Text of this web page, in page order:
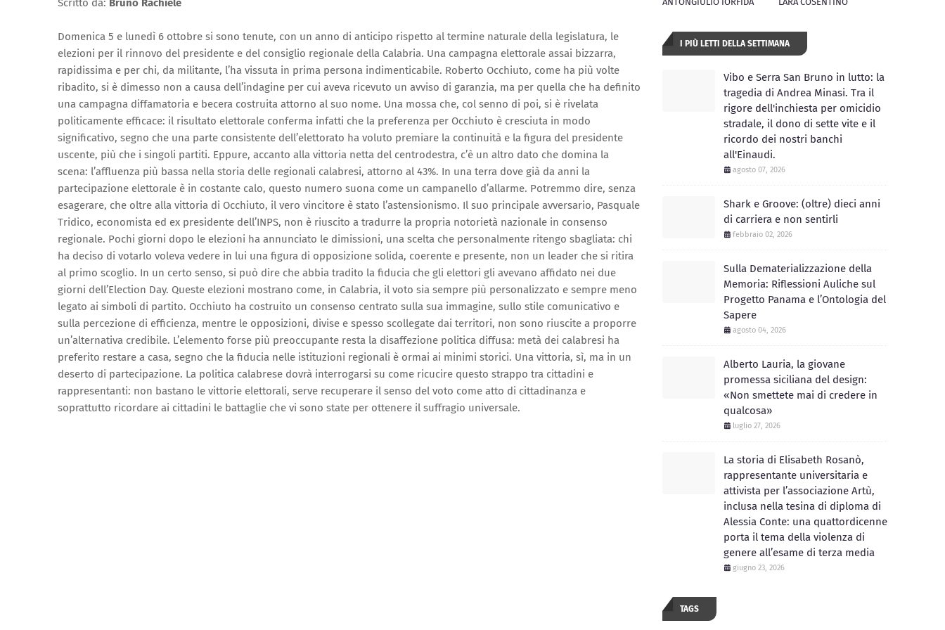
Scritto da: Bruno Rachiele
Domenica 5 e lunedì 6 ottobre si sono tenute, con un anno di anticipo rispetto al termine naturale della legislatura, le
elezioni per il rinnovo del presidente e del consiglio regionale della Calabria. Una campagna elettorale assai bizzarra,
rapidissima e per chi, da militante, l’ha vissuta in prima persona indimenticabile. Roberto Occhiuto, come ha più volte
ribadito, si è dimesso non a causa dell’indagine per cui aveva ricevuto un avviso di garanzia, ma per quella che ha definito
una campagna diffamatoria e becera costruita attorno al suo nome. Una mossa che, col senno di poi, si è rivelata
politicamente efficace: il risultato elettorale conferma infatti che la preferenza per Occhiuto è cresciuta in modo
significativo, segno che una parte consistente dell’elettorato ha voluto premiare la continuità e la figura del presidente
uscente, più che i singoli partiti. Eppure, accanto alla vittoria netta del centrodestra, c’è un altro dato che domina la
scena: l’affluenza più bassa nella storia delle regionali calabresi, attorno al 43%. In una terra dove già da anni la
partecipazione elettorale è in costante calo, questo numero suona come un campanello d’allarme. Potremmo dire, senza
esagerare, che oltre alla vittoria di Occhiuto, il vero vincitore è stato l’astensionismo. Il suo principale avversario, Pasquale
Tridico, economista ed ex presidente dell’INPS, non è riuscito a tradurre la propria notorietà nazionale in consenso
regionale. Pochi giorni dopo le elezioni ha annunciato le dimissioni, una scelta che personalmente ritengo sbagliata: chi
ha deciso di votarlo voleva vedere in lui una figura di opposizione solida, coerente e presente, non un leader che si ritira
al primo scoglio. In un certo senso, si può dire che abbia tradito la fiducia che gli elettori gli avevano affidato nei due
giorni dell’Election Day. Queste elezioni mostrano come, in Calabria, il voto sia sempre più personalizzato e sempre meno
legato ai simboli di partito. Occhiuto ha costruito un consenso centrato sulla sua immagine, sullo stile comunicativo e
sulla percezione di efficienza, mentre le opposizioni, divise e spesso scollegate dai territori, non sono riuscite a proporre
un’alternativa credibile. L’elemento forse più preoccupante resta la disaffezione politica diffusa: metà dei calabresi ha
preferito restare a casa, segno che la fiducia nelle istituzioni regionali è ormai ai minimi storici. Una vittoria, sì, ma in un
deserto di partecipazione. La politica calabrese dovrà interrogarsi su come ricucire questo strappo tra cittadini e
rappresentanti: non bastano le vittorie elettorali, serve recuperare il senso del voto come atto di cittadinanza e
soprattutto ricordare ai cittadini le battaglie che vi sono state per ottenere il suffragio universale.
I PIÙ LETTI DELLA SETTIMANA
Vibo e Serra San Bruno in lutto: la
tragedia di Andrea Minasi. Tra il
rigore dell'inchiesta per omicidio
stradale, il dono di sette vite e il
ricordo dei nostri banchi
all'Einaudi.
agosto 07, 2026
Shark e Groove: (oltre) dieci anni
di carriera e non sentirli
febbraio 02, 2026
Sulla Dematerializzazione della
Memoria: Riflessioni Auliche sul
Progetto Panama e l’Ontologia del
Sapere
agosto 04, 2026
Alberto Lauria, la giovane
promessa siciliana del design:
«Non smettete mai di credere in
qualcosa»
luglio 27, 2026
La storia di Elisabeth Rosanò,
rappresentante universitaria e
attivista per l’associazione Artù,
inclusa nella tesina di diploma di
Alessia Conte: una quattordicenne
porta il tema della violenza di
genere all’esame di terza media
giugno 23, 2026
TAGS